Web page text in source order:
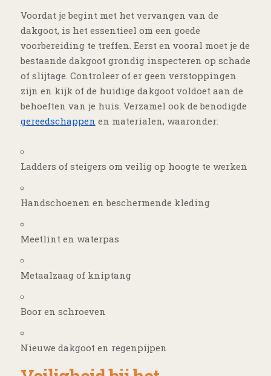
Voordat je begint met het vervangen van de
dakgoot, is het essentieel om een goede
voorbereiding te treffen. Eerst en vooral moet je de
bestaande dakgoot grondig inspecteren op schade
of slijtage. Controleer of er geen verstoppingen
zijn en kijk of de huidige dakgoot voldoet aan de
behoeften van je huis. Verzamel ook de benodigde
gereedschappen en materialen, waaronder:
Ladders of steigers om veilig op hoogte te werken
Handschoenen en beschermende kleding
Meetlint en waterpas
Metaalzaag of kniptang
Boor en schroeven
Nieuwe dakgoot en regenpijpen